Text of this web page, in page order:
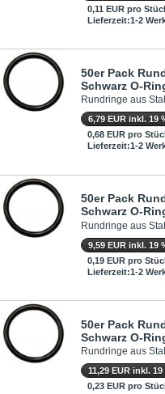
0,11 EUR pro
Lieferzeit:1-2
50er Pack
Schwarz O-
Rundringe aus
6,79 EUR inkl. 19
0,68 EUR pro
Lieferzeit:1-2
50er Pack
Schwarz O-
Rundringe aus
9,59 EUR inkl. 19
0,19 EUR pro
Lieferzeit:1-2
50er Pack
Schwarz O-
Rundringe aus
11,29 EUR inkl.
0,23 EUR pro